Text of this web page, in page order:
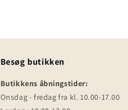
Besøg butikken
Butikkens åbningstider:
Onsdag - fredag fra kl. 10.00-17.00